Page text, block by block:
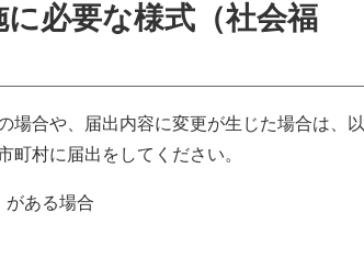
必要な様式（社会福
場合や、届出内容に変更が生じた場合は、以
村に届出をしてください。
ある場合